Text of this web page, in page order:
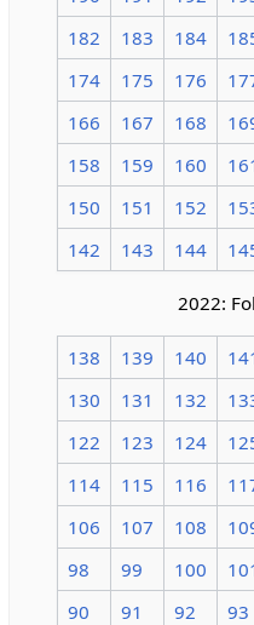
182
183 184
174
175 176
166
167 168
158
159 160
150
151 152
142
143 144
2022:
138 139 140
130
131 132
122
123 124
114
115 116
106
107 108
98
99 100
90
91 92 93